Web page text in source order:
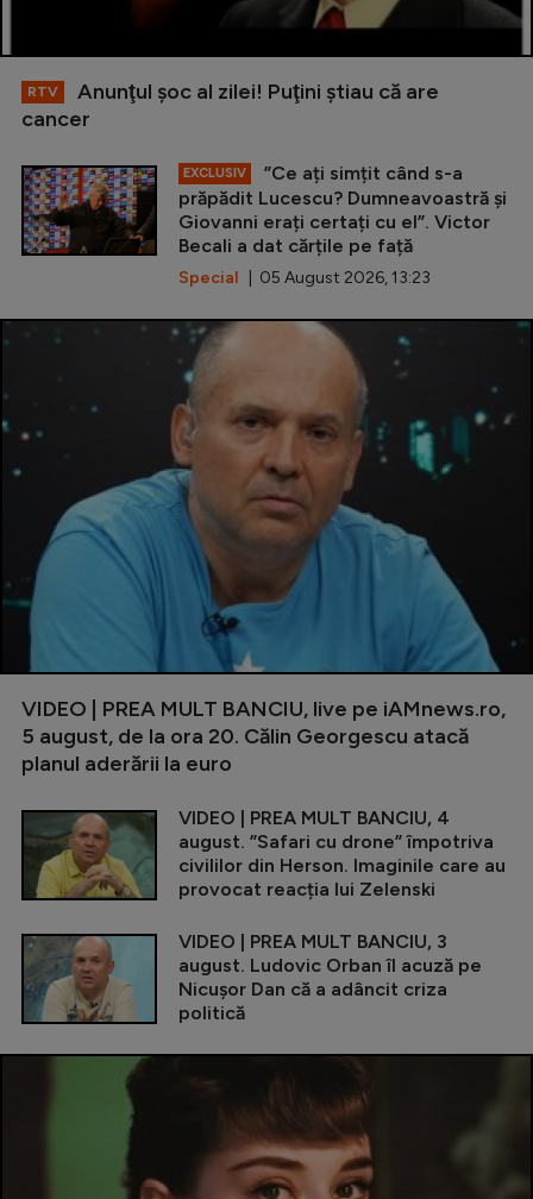
RTV
Anunţul şoc al zilei! Puţini ştiau că are
cancer
EXCLUSIV
”Ce ați simțit când s-a
prăpădit Lucescu? Dumneavoastră și
Giovanni erați certați cu el”. Victor
Becali a dat cărțile pe față
Special | 05 August 2026, 13:23
VIDEO | PREA MULT BANCIU, live pe iAMnews.ro,
5 august, de la ora 20. Călin Georgescu atacă
planul aderării la euro
VIDEO | PREA MULT BANCIU, 4
august. ”Safari cu drone” împotriva
civililor din Herson. Imaginile care au
provocat reacția lui Zelenski
VIDEO | PREA MULT BANCIU, 3
august. Ludovic Orban îl acuză pe
Nicușor Dan că a adâncit criza
politică